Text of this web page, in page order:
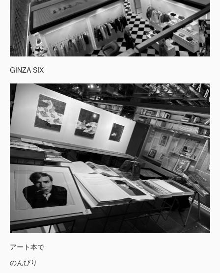
GINZA SIX
アート本で
のんびり